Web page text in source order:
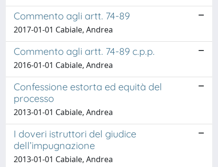
Commento agli artt. 74-89
2017-01-01 Cabiale, Andrea
Commento agli artt. 74-89 c.p.p.
2016-01-01 Cabiale, Andrea
Confessione estorta ed equità del
processo
2013-01-01 Cabiale, Andrea
I doveri istruttori del giudice
dell’impugnazione
2013-01-01 Cabiale, Andrea